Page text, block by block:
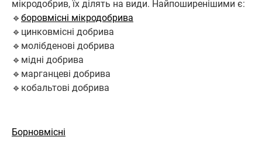
мікродобрив, їх ділять на види. Найпоширенішими є:
🔹 боровмісні мікродобрива
🔹цинковмісні добрива
🔹молібденові добрива
🔹мідні добрива
🔹марганцеві добрива
🔹кобальтові добрива
Борновмісні